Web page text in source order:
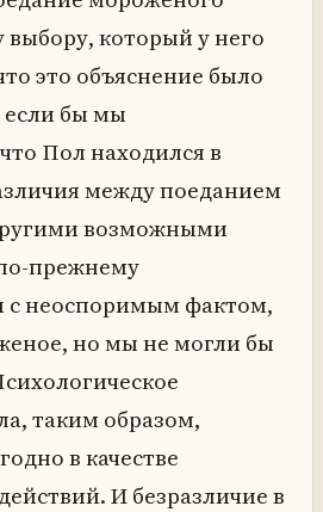
который у него
это объяснение было
бы мы
Пол находился в
между поеданием
возможными
прежнему
с неоспоримым фактом,
но мы не могли бы
таким образом,
в качестве
И безразличие в